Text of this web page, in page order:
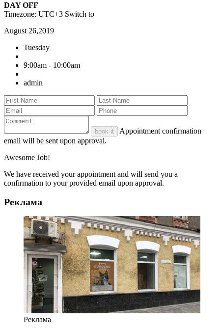
DAY OFF
Timezone: UTC+3 Switch to
August 26,2019
Tuesday
9:00am - 10:00am
admin
book it
Appointment confirmation
email will be sent upon approval.
Awesome Job!
We have received your appointment and will send you a
confirmation to your provided email upon approval.
Реклама
Реклама